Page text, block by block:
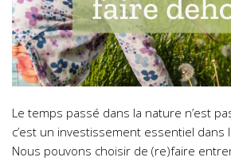
Le temps passé dans la nature n’est
c’est un investissement essentiel
Nous pouvons choisir de (re)faire